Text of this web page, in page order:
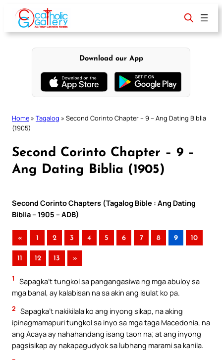
content
Download our App
Home » Tagalog » Second Corinto Chapter – 9 – Ang Dating Biblia
(1905)
Second Corinto Chapter – 9 –
Ang Dating Biblia (1905)
Second Corinto Chapters (Tagalog Bible : Ang Dating
Biblia – 1905 – ADB)
« 1 2 3 4 5 6 7 8 9 10
11 12 13 »
1
Sapagka’t tungkol sa pangangasiwa ng mga abuloy sa
mga banal, ay kalabisan na sa akin ang isulat ko pa.
2 Sapagka’t nakikilala ko ang inyong sikap, na aking
ipinagmamapuri tungkol sa inyo sa mga taga Macedonia, na
ang Acaya ay nahahandang isang taon na; at ang inyong
pagsisikap ay nakapagudyok sa lubhang marami sa kanila.